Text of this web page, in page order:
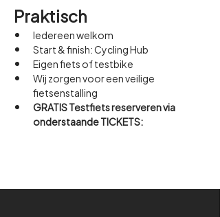
Praktisch
Iedereen welkom
Start & finish: Cycling Hub
Eigen fiets of testbike
Wij zorgen voor een veilige
fietsenstalling
GRATIS Testfiets reserveren via
onderstaande TICKETS: